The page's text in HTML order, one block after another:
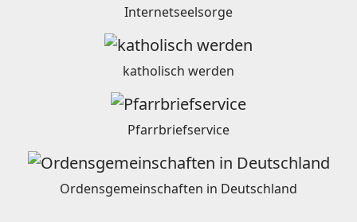
Internetseelsorge
katholisch werden
Pfarrbriefservice
Ordensgemeinschaften in Deutschland